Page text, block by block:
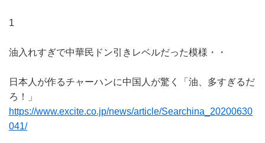
1
油入れすぎで中華民ドン引きレベルだった模様・・
日本人が作るチャーハンに中国人が驚く「油、多すぎるだ
ろ！」
https://www.excite.co.jp/news/article/Searchina_20200630
041/